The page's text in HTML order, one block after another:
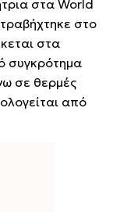
στα World
στο
στα
συγκρότημα
σε θερμές
από